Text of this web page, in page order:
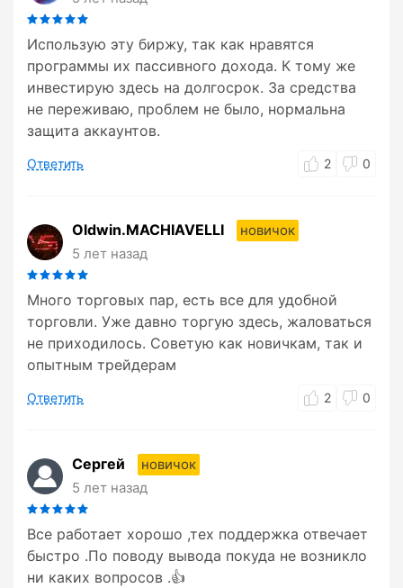
Использую эту биржу, так как нравятся
программы их пассивного дохода. К тому же
инвестирую здесь на долгосрок. За средства
не переживаю, проблем не было, нормальна
защита аккаунтов.
Ответить 2 0
Oldwin.MACHIAVELLI
новичок
5 лет назад
Много торговых пар, есть все для удобной
торговли. Уже давно торгую здесь, жаловаться
не приходилось. Советую как новичкам, так и
опытным трейдерам
Ответить 2 0
Сергей
новичок
5 лет назад
Все работает хорошо ,тех поддержка отвечает
быстро .По поводу вывода покуда не возникло
ни каких вопросов .👍